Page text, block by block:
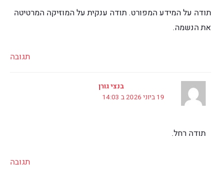
תודה על המידע המפורט. תודה ענקית על המוזיקה המרטיטה
את הנשמה.
תגובה
בנצי גורן
19 ביוני 2026 ב 14:03
תודה רחל.
תגובה